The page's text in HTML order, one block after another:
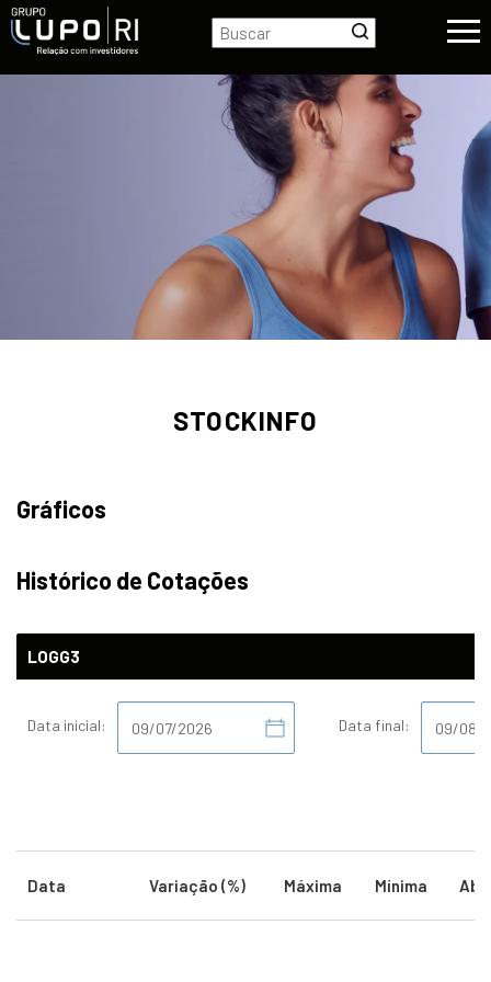
STOCKINFO
Gráficos
Histórico de Cotações
LOGG3
Data inicial: Data final:
Data Variação (%) Máxima Mínima